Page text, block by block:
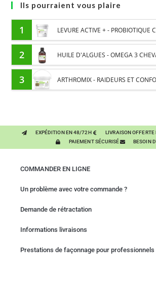
Ils pourraient vous plaire
1 LEVURE ACTIVE + - PROBIOTIQUE
INTESTINALE ET DIGESTION
2 HUILE D'ALGUES - OMEGA 3
3 ARTHROMIX - RAIDEURS ET
EXPÉDITION EN 48/72H
LIVRAISON
PAIEMENT SÉCURISÉ
BESOIN
COMMANDER EN LIGNE
Un problème avec votre commande ?
Demande de rétractation
Informations livraisons
Prestations de façonnage pour professionnels